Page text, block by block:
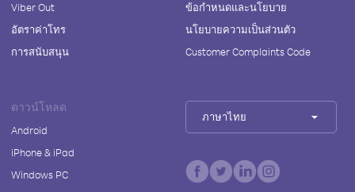
Viber Out
อัตราค่าโทร
การสนับสนุน
ข้อกำหนดและนโยบาย
นโยบายความเป็นส่วนตัว
Customer Complaints Code
ดาวน์โหลด
Android
iPhone & iPad
Windows PC
ภาษาไทย